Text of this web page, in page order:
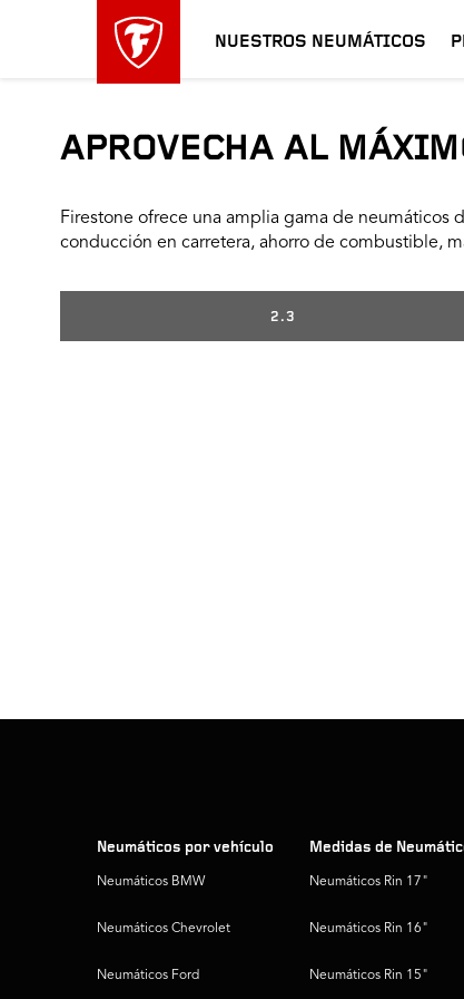
NUESTROS NEUMÁTICOS
APROVECHA AL
Firestone ofrece una amplia gama de
conducción en carretera, ahorro de combustible,
2.3
Neumáticos por vehículo
Neumáticos BMW
Neumáticos Chevrolet
Neumáticos Ford
Medidas de
Neumáticos Rin 17"
Neumáticos Rin 16"
Neumáticos Rin 15"